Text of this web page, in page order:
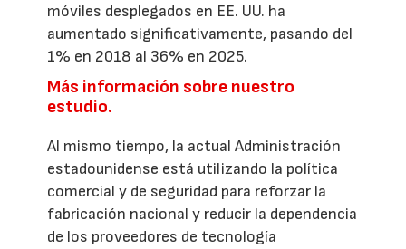
móviles desplegados en EE. UU. ha
aumentado significativamente, pasando del
1% en 2018 al 36% en 2025.
Más información sobre nuestro
estudio.
Al mismo tiempo, la actual Administración
estadounidense está utilizando la política
comercial y de seguridad para reforzar la
fabricación nacional y reducir la dependencia
de los proveedores de tecnología